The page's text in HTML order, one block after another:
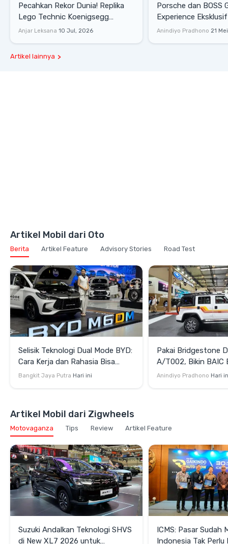
Pecahkan Rekor Dunia! Replika
Lego Technic Koenigsegg
Sadair's Spear Ukuran Asli Sukses
Anjar Leksana 10 Jul, 2026
Porsche dan BOSS
Experience
Senayan, Hadirkan
Anindiyo Pradhono 21
Artikel lainnya
Artikel Mobil dari Oto
Berita Artikel Feature Advisory Stories Road Test
Selisik Teknologi Dual Mode BYD:
Cara Kerja dan Rahasia Bisa
Efisien juga Bertenaga
Bangkit Jaya Putra Hari ini
Pakai Bridgestone
A/T002, Bikin BAIC
Terlihat Lebih
Anindiyo Pradhono Hari
Artikel Mobil dari Zigwheels
Motovaganza Tips Review Artikel Feature
Suzuki Andalkan Teknologi SHVS
di New XL7 2026 untuk
ICMS: Pasar Sudah
Indonesia Tak Perlu